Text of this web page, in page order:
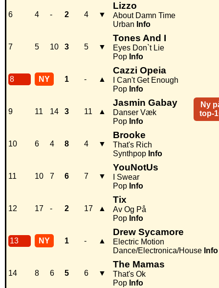
6 4 - 2 4 ▼
Lizzo
About Damn Time
Urban Info
7 5 10 3 5 ▼
Tones And I
Eyes Don`t Lie
Pop Info
8 NY 1 - ▲
Cazzi Opeia
I Can't Get Enough
Pop Info
9 11 14 3 11 ▲
Ny
top-
Jasmin Gabay
Danser Væk
Pop Info
10 6 4 8 4 ▼
Brooke
That's Rich
Synthpop Info
11 10 7 6 7 ▼
YouNotUs
I Swear
Pop Info
12 17 - 2 17 ▲
Tix
Av Og På
Pop Info
13 NY 1 - ▲
Drew Sycamore
Electric Motion
Dance/Electronica/House Info
14 8 6 5 6 ▼
The Mamas
That's Ok
Pop Info